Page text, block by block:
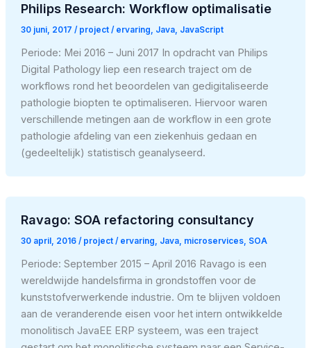
Philips Research: Workflow optimalisatie
30 juni, 2017 / project/ ervaring, Java, JavaScript
Periode: Mei 2016 – Juni 2017 In opdracht van Philips
Digital Pathology liep een research traject om de
workflows rond het beoordelen van gedigitaliseerde
pathologie biopten te optimaliseren. Hiervoor waren
verschillende metingen aan de workflow in een grote
pathologie afdeling van een ziekenhuis gedaan en
(gedeeltelijk) statistisch geanalyseerd.
Ravago: SOA refactoring consultancy
30 april, 2016 / project/ ervaring Java, microservices, SOA
Periode: September 2015 – April 2016 Ravago is een
wereldwijde handelsfirma in grondstoffen voor de
kunststofverwerkende industrie. Om te blijven voldoen
aan de veranderende eisen voor het intern ontwikkelde
monolitisch JavaEE ERP systeem, was een traject